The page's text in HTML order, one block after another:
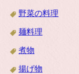
野菜の料理
麺料理
煮物
揚げ物